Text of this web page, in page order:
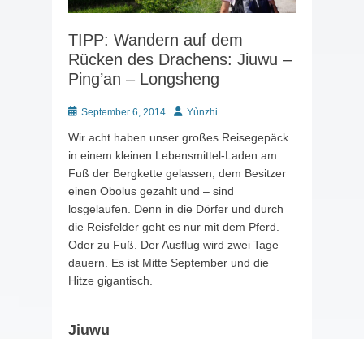
TIPP: Wandern auf dem
Rücken des Drachens: Jiuwu –
Ping’an – Longsheng
Posted
September 6, 2014 AutorYùnzhi
Wir acht haben unser großes Reisegepäck
in einem kleinen Lebensmittel-Laden am
Fuß der Bergkette gelassen, dem Besitzer
einen Obolus gezahlt und – sind
losgelaufen. Denn in die Dörfer und durch
die Reisfelder geht es nur mit dem Pferd.
Oder zu Fuß. Der Ausflug wird zwei Tage
dauern. Es ist Mitte September und die
Hitze gigantisch.
Jiuwu